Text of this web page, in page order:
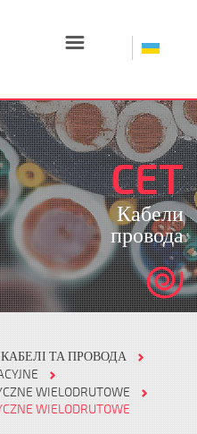
☰
CET
Кабели
провода
ТА ПРОВОДА
WIELODRUTOWE
WIELODRUTOWE